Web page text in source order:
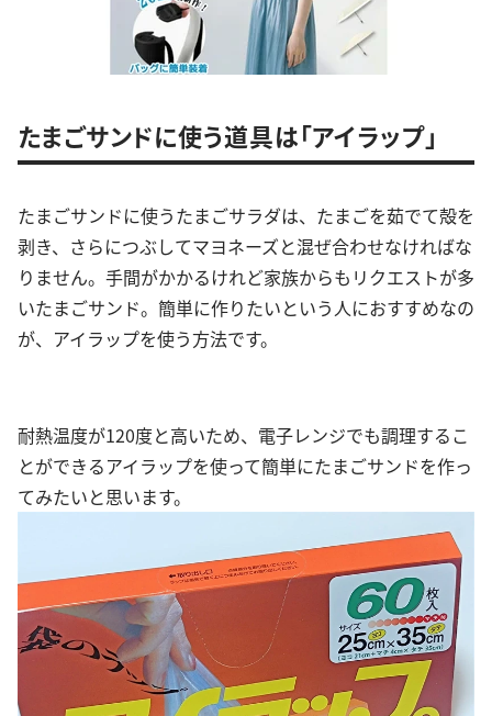
たまごサンドに使う道具は「アイラップ」
たまごサンドに使うたまごサラダは、たまごを茹でて殻を
剥き、さらにつぶしてマヨネーズと混ぜ合わせなければな
りません。手間がかかるけれど家族からもリクエストが多
いたまごサンド。簡単に作りたいという人におすすめなの
が、アイラップを使う方法です。
耐熱温度が120度と高いため、電子レンジでも調理するこ
とができるアイラップを使って簡単にたまごサンドを作っ
てみたいと思います。